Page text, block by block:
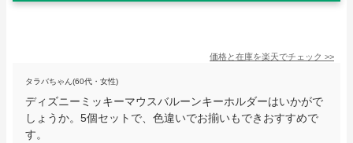
価格と在庫を楽天でチェック >>
タラバちゃん(60代・女性)
ディズニーミッキーマウスバルーンキーホルダーはいかがで
しょうか。5個セットで、色違いでお揃いもできおすすめで
す。